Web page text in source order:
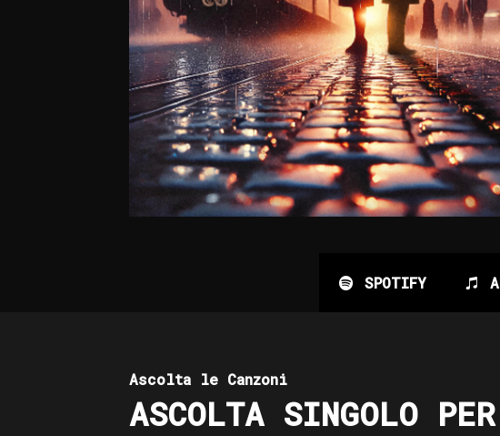
SPOTIFY
Ascolta le Canzoni
ASCOLTA SINGOLO PER